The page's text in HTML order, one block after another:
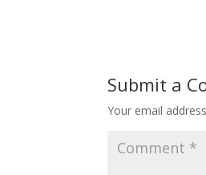
Submit a
Your email